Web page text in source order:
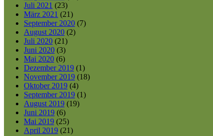
Juli 2021 (23)
März 2021 (21)
September 2020 (7)
August 2020 (2)
Juli 2020 (21)
Juni 2020 (3)
Mai 2020 (6)
Dezember 2019 (1)
November 2019 (18)
Oktober 2019 (4)
September 2019 (1)
August 2019 (19)
Juni 2019 (6)
Mai 2019 (25)
April 2019 (21)